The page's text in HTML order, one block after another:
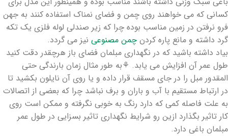
کسانی که می خواهند روی چمن و فضای نمناک استفاده کنند به جهن
فرو نرفتن در زمین مناسب بوده چرا که زیر صندلی لوله فلزی یک تکه
گرد داشته و مانع پاره کردن چمن مصنوعی نیز می گردد.
بیاد داشته باشید که در نگهداری مبلمان فضای باز هرچقدر دقت کنید
طول عمر آن افزایش می یابد. ⚘به طور مثال زمان بارندگی حتی
المقدور مبل را در جای مسقف قرار داده و یا روی آن نایلون بکشید تا
در ارتباط مستقیم با آب و باران و برف نباشد چرا که بعضی از اتصالات
به علت فاصله کمی که دارد رنگ به خوبی نگرفته و ممکن است روی
کار تاثیر بگذارد ازین رو شرایط نگهداری تاثیر بسزایی در طول عمر
مبلمان باغی دارد.